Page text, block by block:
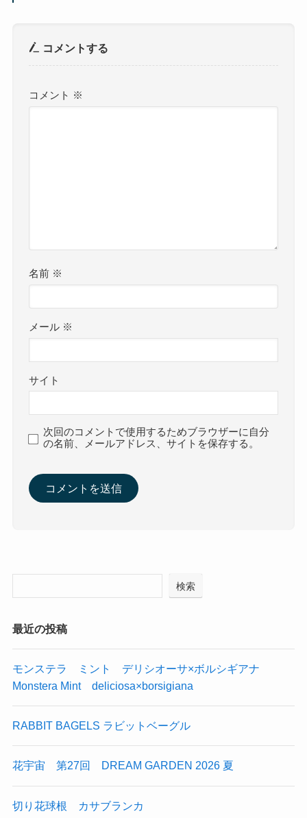
コメントする
コメント ※
名前 ※
メール ※
サイト
次回のコメントで使用するためブラウザーに自分
の名前、メールアドレス、サイトを保存する。
検索
最近の投稿
モンステラ ミント デリシオーサ×ボルシギアナ
Monstera Mint deliciosa×borsigiana
RABBIT BAGELS ラビットベーグル
花宇宙 第27回 DREAM GARDEN 2026 夏
切り花球根 カサブランカ